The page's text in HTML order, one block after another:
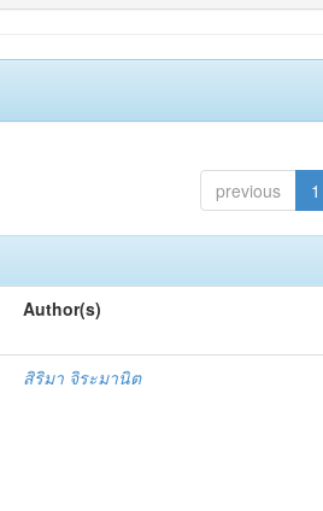
previous 1
Author(s)
สิริมา จิระมานิต